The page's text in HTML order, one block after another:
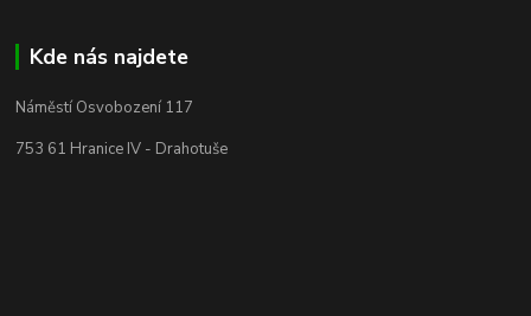
Kde nás najdete
Náměstí Osvobození 117
753 61 Hranice IV - Drahotuše